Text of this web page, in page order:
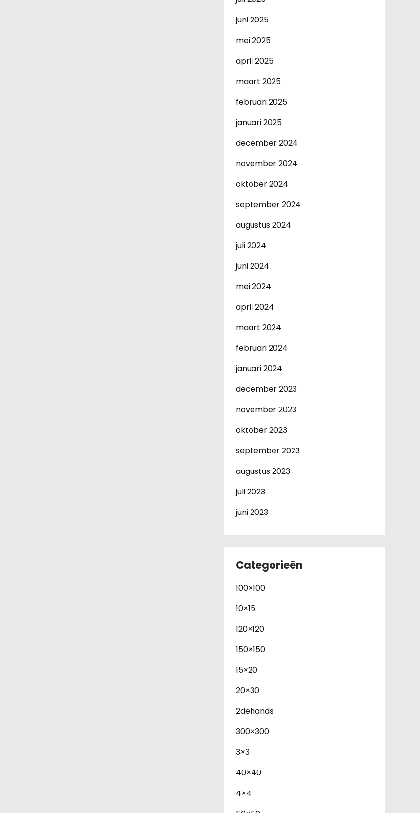
juni 2025
mei 2025
april 2025
maart 2025
februari 2025
januari 2025
december 2024
november 2024
oktober 2024
september 2024
augustus 2024
juli 2024
juni 2024
mei 2024
april 2024
maart 2024
februari 2024
januari 2024
december 2023
november 2023
oktober 2023
september 2023
augustus 2023
juli 2023
juni 2023
Categorieën
100×100
10×15
120×120
150×150
15×20
20×30
2dehands
300×300
3×3
40×40
4×4